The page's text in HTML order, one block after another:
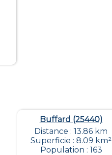
Buffard (25440)
Distance : 13.86 km
Superficie : 8.09 km²
Population : 163